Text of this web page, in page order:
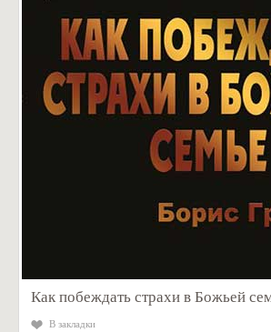
Как побеждать страхи в Божьей
В закладки